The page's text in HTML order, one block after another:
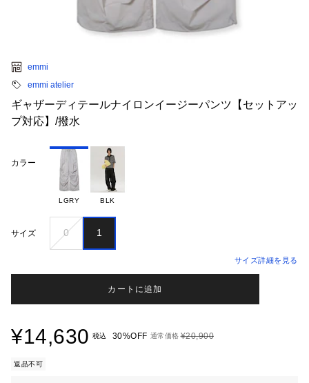
emmi
emmi atelier
ギャザーディテールナイロンイージーパンツ【セットアッ
プ対応】/撥水
カラー
LGRY BLK
サイズ 0 1
サイズ詳細を見る
カートに追加
¥14,630 税込 30%OFF 通常価格 ¥20,900
返品不可